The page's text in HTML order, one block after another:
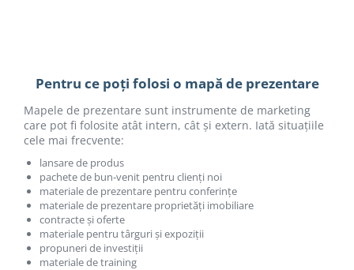
Pentru ce poți folosi o mapă de prezentare
Mapele de prezentare sunt instrumente de marketing
care pot fi folosite atât intern, cât și extern. Iată situațiile
cele mai frecvente:
lansare de produs
pachete de bun-venit pentru clienți noi
materiale de prezentare pentru conferințe
materiale de prezentare proprietăți imobiliare
contracte și oferte
materiale pentru târguri și expoziții
propuneri de investiții
materiale de training